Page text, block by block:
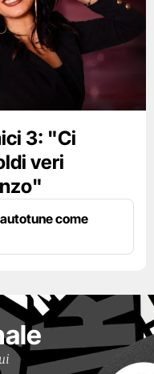
3: "Ci
veri
come